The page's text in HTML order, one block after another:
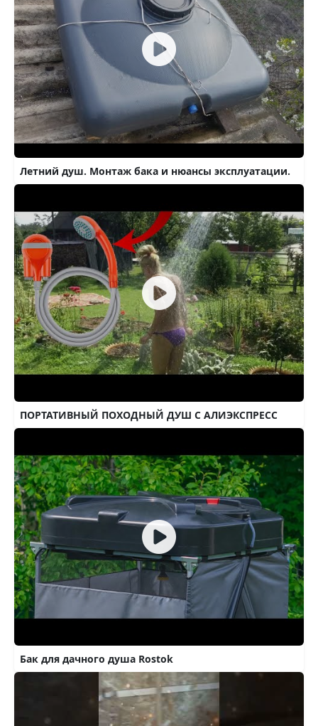
Летний душ. Монтаж бака и нюансы эксплуатации.
ПОРТАТИВНЫЙ ПОХОДНЫЙ ДУШ С АЛИЭКСПРЕСС
Бак для дачного душа Rostok